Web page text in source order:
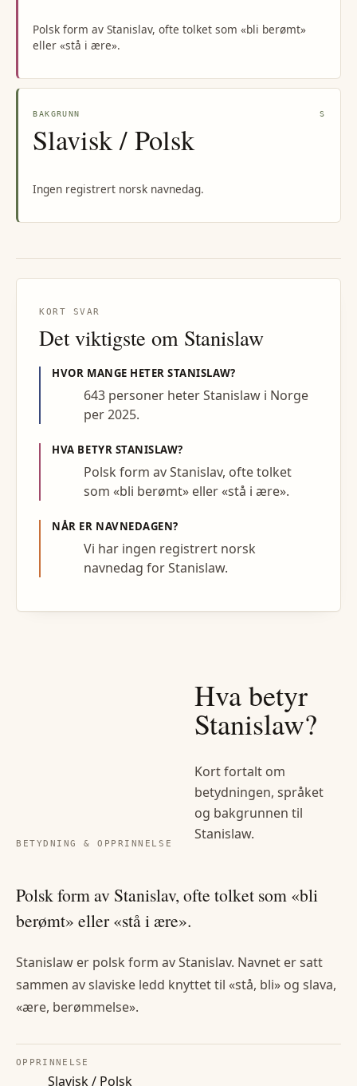
Polsk form av Stanislav, ofte tolket som «bli berømt»
eller «stå i ære».
BAKGRUNN S
Slavisk / Polsk
Ingen registrert norsk navnedag.
KORT SVAR
Det viktigste om Stanislaw
HVOR MANGE HETERSTANISLAW?
643 personer heter Stanislaw i Norge
per 2025.
HVA BETYR STANISLAW?
Polsk form av Stanislav, ofte tolket
som «bli berømt» eller «stå i ære».
NÅR ER NAVNEDAGEN?
Vi har ingen registrert norsk
navnedag for Stanislaw.
BETYDNING & OPPRINNELSE
Hva betyr
Stanislaw?
Kort fortalt om
betydningen, språket
og bakgrunnen til
Stanislaw.
Polsk form av Stanislav, ofte tolket som «bli
berømt» eller «stå i ære».
Stanislaw er polsk form av Stanislav. Navnet er satt
sammen av slaviske ledd knyttet til «stå, bli» og slava,
«ære, berømmelse».
OPPRINNELSE
Slavisk / Polsk